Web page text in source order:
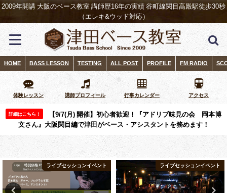
2009年開講 大阪のベース教室 講師歴16年の実績 谷町線関目高殿駅徒歩30秒
（エレキ&ウッド対応）
HOME BASS LESSON TESTING ALL POST PROFILE FM RADIO
体験レッスン 講師プロフィール 行事カレンダー アクセス
詳細はこちら！
【9/7(月) 開催】初心者歓迎！『アドリブ味見の会 岡本博
文さん』大阪関目編で津田がベース・アシスタントを務めます！
ライブセッションイベント ライブセッションイベント